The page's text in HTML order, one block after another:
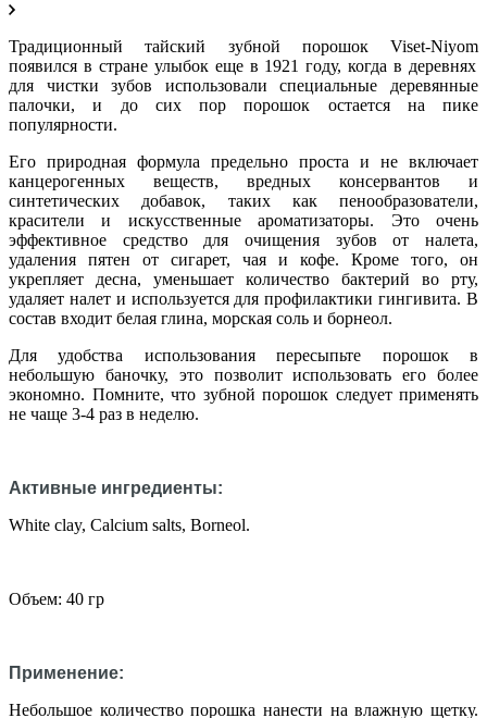
Традиционный тайский зубной порошок Viset-Niyom
появился в стране улыбок еще в 1921 году, когда в деревнях
для чистки зубов использовали специальные деревянные
палочки, и до сих пор порошок остается на пике
популярности.
Его природная формула предельно проста и не включает
канцерогенных веществ, вредных консервантов и
синтетических добавок, таких как пенообразователи,
красители и искусственные ароматизаторы. Это очень
эффективное средство для очищения зубов от налета,
удаления пятен от сигарет, чая и кофе. Кроме того, он
укрепляет десна, уменьшает количество бактерий во рту,
удаляет налет и используется для профилактики гингивита. В
состав входит белая глина, морская соль и борнеол.
Для удобства использования пересыпьте порошок в
небольшую баночку, это позволит использовать его более
экономно. Помните, что зубной порошок следует применять
не чаще 3-4 раз в неделю.
Активные ингредиенты:
White clay, Calcium salts, Borneol.
Объем: 40 гр
Применение:
Небольшое количество порошка нанести на влажную щетку.